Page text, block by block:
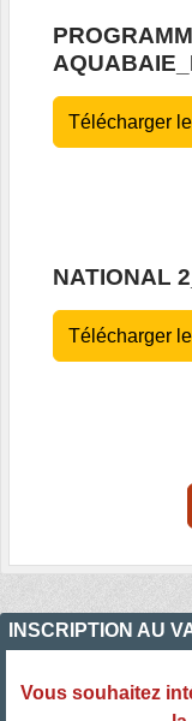
Télécharger
NATIONAL
Télécharger
INSCRIPTION AU
Vous souhaitez